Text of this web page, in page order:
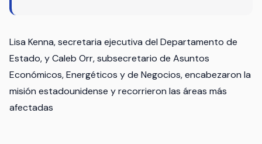
Lisa Kenna, secretaria ejecutiva del Departamento de
Estado, y Caleb Orr, subsecretario de Asuntos
Económicos, Energéticos y de Negocios, encabezaron la
misión estadounidense y recorrieron las áreas más
afectadas